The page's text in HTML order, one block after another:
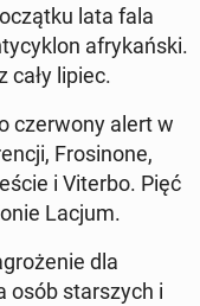
lata fala
afry­kań­ski.
cały lipiec.
czer­wo­ny alert w
Fro­si­no­ne,
i Viterbo. Pięć
Lacjum.
dla
osób star­szych i